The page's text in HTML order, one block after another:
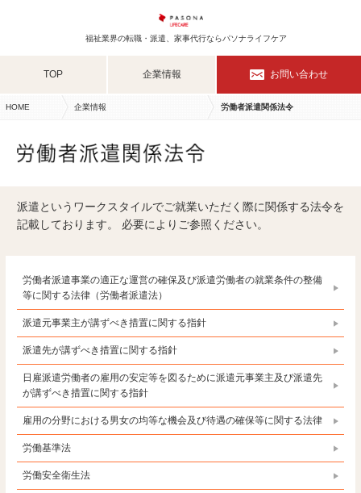
福祉業界の転職・派遣、家事代行ならパソナライフケア
TOP 企業情報 お問い合わせ
HOME 企業情報 労働者派遣関係法令
派遣というワークスタイルでご就業いただく際に関係する法令を
記載しております。 必要によりご参照ください。
労働者派遣事業の適正な運営の確保及び派遣労働者の就業条件の整備
等に関する法律（労働者派遣法）
派遣元事業主が講ずべき措置に関する指針
派遣先が講ずべき措置に関する指針
日雇派遣労働者の雇用の安定等を図るために派遣元事業主及び派遣先
が講ずべき措置に関する指針
雇用の分野における男女の均等な機会及び待遇の確保等に関する法律
労働基準法
労働安全衛生法